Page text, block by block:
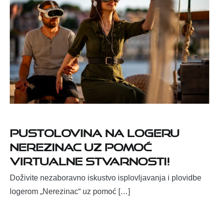
Pustolovina na logeru
Nerezinac uz pomoć
virtualne stvarnosti!
Doživite nezaboravno iskustvo isplovljavanja i plovidbe
logerom „Nerezinac“ uz pomoć […]